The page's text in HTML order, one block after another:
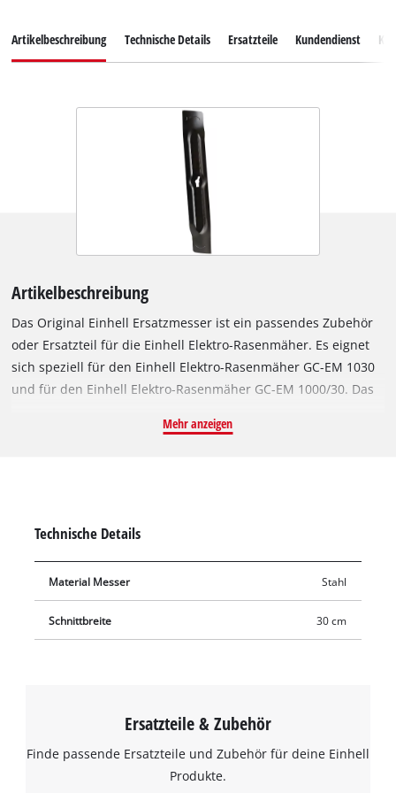
Artikelbeschreibung Technische Details Ersatzteile Kundendienst
Artikelbeschreibung
Das Original Einhell Ersatzmesser ist ein passendes Zubehör
oder Ersatzteil für die Einhell Elektro-Rasenmäher. Es eignet
sich speziell für den Einhell Elektro-Rasenmäher GC-EM 1030
und für den Einhell Elektro-Rasenmäher GC-EM 1000/30. Das
scharf geschliffenen Schneiden eignet sich auch für dichten
Mehr anzeigen
Technische Details
Material Messer Stahl
Schnittbreite 30 cm
Ersatzteile & Zubehör
Finde passende Ersatzteile und Zubehör für deine Einhell
Produkte.